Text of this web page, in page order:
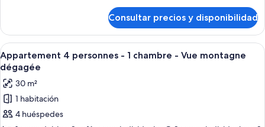
estándar,
habitaciones
Consultar precios y disponibilidad
Abrir
todas
las
fotos
de
Appartement
Una cabaña de madera con un
6
Appartement 4 personnes - 1 chambre - Vue montagne
dégagée
30 m²
1 habitación
4 huéspedes